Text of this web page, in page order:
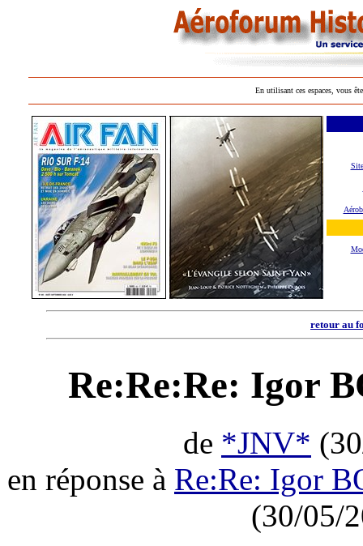
En utilisant ces espaces, vous
retour au
Re:Re:Re: Igor
de *JNV*
en réponse à Re:Re: Igor
(30/05/